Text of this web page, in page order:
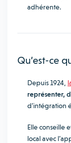
adhérente.
Qu’est-ce
Depuis 1924,
représenter,
d’intégration
Elle conseille
local avec